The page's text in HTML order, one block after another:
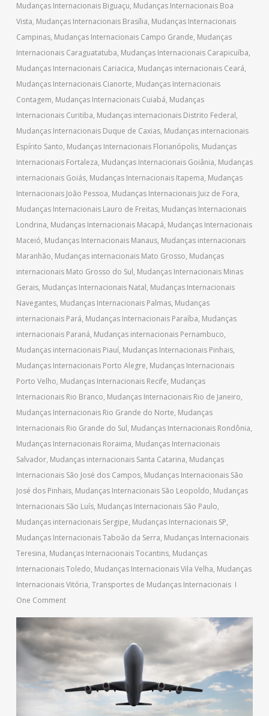
Mudanças Internacionais Biguaçu, Mudanças Internacionais Boa
Vista, Mudanças Internacionais Brasília, Mudanças Internacionais
Campinas, Mudanças Internacionais Campo Grande, Mudanças
Internacionais Caraguatatuba, Mudanças Internacionais Carapicuíba,
Mudanças Internacionais Cariacica, Mudanças internacionais Ceará,
Mudanças Internacionais Cianorte, Mudanças Internacionais
Contagem, Mudanças Internacionais Cuiabá, Mudanças
Internacionais Curitiba, Mudanças internacionais Distrito Federal,
Mudanças Internacionais Duque de Caxias, Mudanças internacionais
Espírito Santo, Mudanças Internacionais Florianópolis, Mudanças
Internacionais Fortaleza, Mudanças Internacionais Goiânia, Mudanças
internacionais Goiás, Mudanças Internacionais Itapema, Mudanças
Internacionais João Pessoa, Mudanças Internacionais Juiz de Fora,
Mudanças Internacionais Lauro de Freitas, Mudanças Internacionais
Londrina, Mudanças Internacionais Macapá, Mudanças Internacionais
Maceió, Mudanças Internacionais Manaus, Mudanças internacionais
Maranhão, Mudanças internacionais Mato Grosso, Mudanças
internacionais Mato Grosso do Sul, Mudanças Internacionais Minas
Gerais, Mudanças Internacionais Natal, Mudanças Internacionais
Navegantes, Mudanças Internacionais Palmas, Mudanças
internacionais Pará, Mudanças Internacionais Paraíba, Mudanças
internacionais Paraná, Mudanças internacionais Pernambuco,
Mudanças internacionais Piauí, Mudanças Internacionais Pinhais,
Mudanças Internacionais Porto Alegre, Mudanças Internacionais
Porto Velho, Mudanças Internacionais Recife, Mudanças
Internacionais Rio Branco, Mudanças Internacionais Rio de Janeiro,
Mudanças Internacionais Rio Grande do Norte, Mudanças
Internacionais Rio Grande do Sul, Mudanças Internacionais Rondônia,
Mudanças Internacionais Roraima, Mudanças Internacionais
Salvador, Mudanças internacionais Santa Catarina, Mudanças
Internacionais São José dos Campos, Mudanças Internacionais São
José dos Pinhais, Mudanças Internacionais São Leopoldo, Mudanças
Internacionais São Luís, Mudanças Internacionais São Paulo,
Mudanças internacionais Sergipe, Mudanças Internacionais SP,
Mudanças Internacionais Taboão da Serra, Mudanças Internacionais
Teresina, Mudanças Internacionais Tocantins, Mudanças
Internacionais Toledo, Mudanças Internacionais Vila Velha, Mudanças
Internacionais Vitória, Transportes de Mudanças Internacionais
One Comment